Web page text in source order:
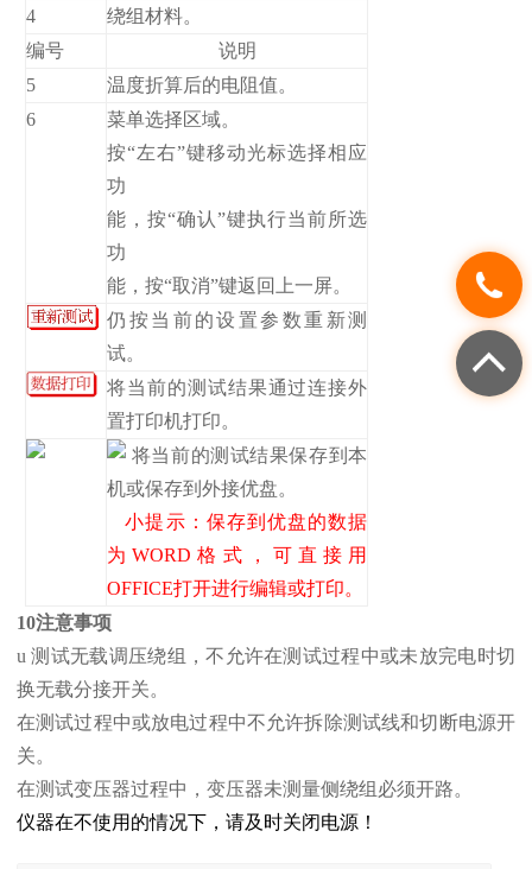
4
绕组材料。
编号
说明
5
温度折算后的电阻值。
6
菜单选择区域。
按“左右”键移动光标选择相应
功
能，按“确认”键执行当前所选
功
能，按“取消”键返回上一屏。
仍按当前的设置参数重新测
试。
将当前的测试结果通过连接外
置打印机打印。
将当前的测试结果保存到本
机或保存到外接优盘。
小提示：保存到优盘的数据
为WORD格式，可直接用
OFFICE打开进行编辑或打印。
10注意事项
u 测试无载调压绕组，不允许在测试过程中或未放完电时切
换无载分接开关。
在测试过程中或放电过程中不允许拆除测试线和切断电源开
关。
在测试变压器过程中，变压器未测量侧绕组必须开路。
仪器在不使用的情况下，请及时关闭电源！